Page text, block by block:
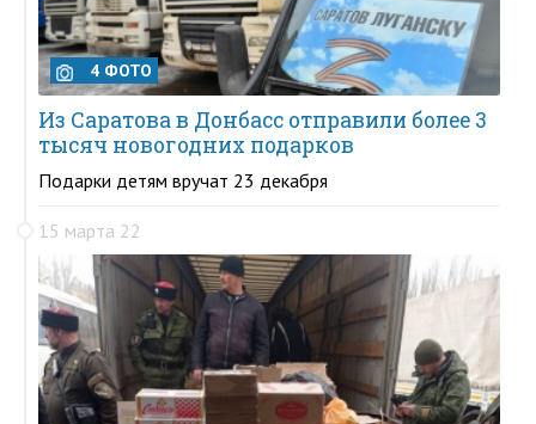
4 ФОТО
Из Саратова в Донбасс отправили более 3
тысяч новогодних подарков
Подарки детям вручат 23 декабря
15 марта 22